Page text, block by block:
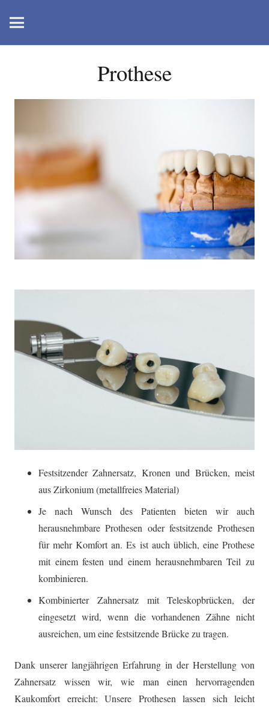
Prothese
Festsitzender Zahnersatz, Kronen und Brücken, meist
aus Zirkonium (metallfreies Material)
Je nach Wunsch des Patienten bieten wir auch
herausnehmbare Prothesen oder festsitzende Prothesen
für mehr Komfort an. Es ist auch üblich, eine Prothese
mit einem festen und einem herausnehmbaren Teil zu
kombinieren.
Kombinierter Zahnersatz mit Teleskopbrücken, der
eingesetzt wird, wenn die vorhandenen Zähne nicht
ausreichen, um eine festsitzende Brücke zu tragen.
Dank unserer langjährigen Erfahrung in der Herstellung von
Zahnersatz wissen wir, wie man einen hervorragenden
Kaukomfort erreicht: Unsere Prothesen lassen sich leicht